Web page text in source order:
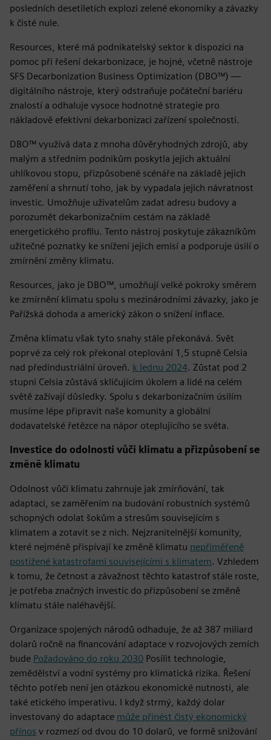
posledních desetiletích explozi zelené ekonomiky a závazky
k čisté nule.
Resources, které má podnikatelský sektor k dispozici na
pomoc při řešení dekarbonizace, je hojné, včetně nástroje
SFS Decarbonization Business Optimization (DBO™) —
digitálního nástroje, který odstraňuje počáteční bariéru
znalostí a odhaluje vysoce hodnotné strategie pro
nákladově efektivní dekarbonizaci zařízení společnosti.
DBO™ využívá data z mnoha důvěryhodných zdrojů, aby
malým a středním podnikům poskytla jejich aktuální
uhlíkovou stopu, přizpůsobené scénáře na základě jejich
zaměření a shrnutí toho, jak by vypadala jejich návratnost
investic. Umožňuje uživatelům zadat adresu budovy a
porozumět dekarbonizačním cestám na základě
energetického profilu. Tento nástroj poskytuje zákazníkům
užitečné poznatky ke snížení jejich emisí a podporuje úsilí o
zmírnění změny klimatu.
Resources, jako je DBO™, umožňují velké pokroky směrem
ke zmírnění klimatu spolu s mezinárodními závazky, jako je
Pařížská dohoda a americký zákon o snížení inflace.
Změna klimatu však tyto snahy stále překonává. Svět
poprvé za celý rok překonal oteplování 1,5 stupně Celsia
nad předindustriální úroveň. k lednu 2024. Zůstat pod 2
stupni Celsia zůstává skličujícím úkolem a lidé na celém
světě zažívají důsledky. Spolu s dekarbonizačním úsilím
musíme lépe připravit naše komunity a globální
dodavatelské řetězce na nápor oteplujícího se světa.
Investice do odolnosti vůči klimatu a přizpůsobení se
změně klimatu
Odolnost vůči klimatu zahrnuje jak zmírňování, tak
adaptaci, se zaměřením na budování robustních systémů
schopných odolat šokům a stresům souvisejícím s
klimatem a zotavit se z nich. Nejzranitelnější komunity,
které nejméně přispívají ke změně klimatu nepřiměřeně
postižené katastrofami souvisejícími s klimatem. Vzhledem
k tomu, že četnost a závažnost těchto katastrof stále roste,
je potřeba značných investic do přizpůsobení se změně
klimatu stále naléhavější.
Organizace spojených národů odhaduje, že až 387 miliard
dolarů ročně na financování adaptace v rozvojových zemích
bude Požadováno do roku 2030 Posílit technologie,
zemědělství a vodní systémy pro klimatická rizika. Řešení
těchto potřeb není jen otázkou ekonomické nutnosti, ale
také etického imperativu. I když strmý, každý dolar
investovaný do adaptace může přinést čistý ekonomický
přínos v rozmezí od dvou do 10 dolarů, ve formě snižování